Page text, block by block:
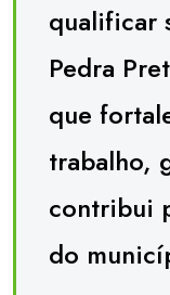
qualificar
Pedra
que
trabalho,
contribui
do